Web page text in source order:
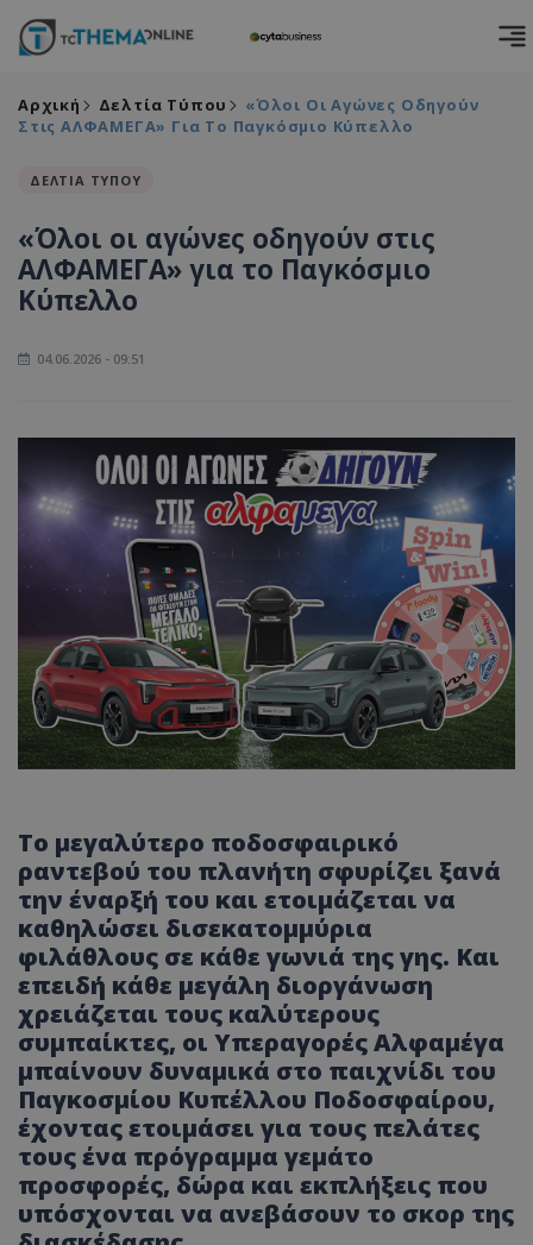
Αρχική Δελτία Τύπου
«Όλοι Οι Αγώνες Οδηγούν
Στις ΑΛΦΑΜΕΓΑ» Για Το Παγκόσμιο Κύπελλο
ΔΕΛΤΙΑ ΤΥΠΟΥ
«Όλοι οι αγώνες οδηγούν στις
ΑΛΦΑΜΕΓΑ» για το Παγκόσμιο
Κύπελλο
04.06.2026 - 09:51
Το μεγαλύτερο ποδοσφαιρικό
ραντεβού του πλανήτη σφυρίζει ξανά
την έναρξή του και ετοιμάζεται να
καθηλώσει δισεκατομμύρια
φιλάθλους σε κάθε γωνιά της γης. Και
επειδή κάθε μεγάλη διοργάνωση
χρειάζεται τους καλύτερους
συμπαίκτες, οι Υπεραγορές Αλφαμέγα
μπαίνουν δυναμικά στο παιχνίδι του
Παγκοσμίου Κυπέλλου Ποδοσφαίρου,
έχοντας ετοιμάσει για τους πελάτες
τους ένα πρόγραμμα γεμάτο
προσφορές, δώρα και εκπλήξεις που
υπόσχονται να ανεβάσουν το σκορ της